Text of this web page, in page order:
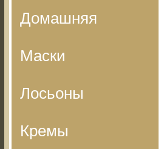
Домашняя
Маски
Лосьоны
Кремы